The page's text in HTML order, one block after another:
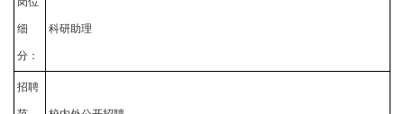
细
分：
科研助理
招聘